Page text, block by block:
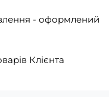
- оформлений
Клієнта